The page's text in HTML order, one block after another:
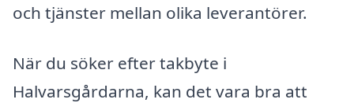
och tjänster mellan olika leverantörer.
När du söker efter takbyte i
Halvarsgårdarna, kan det vara bra att